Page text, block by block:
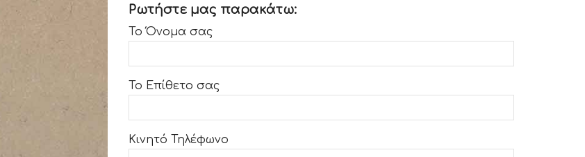
Ρωτήστε μας παρακάτω:
Το Όνομα σας
Το Επίθετο σας
Κινητό Τηλέφωνο